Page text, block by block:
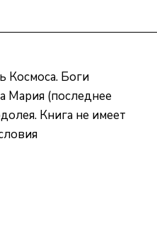
Космоса. Боги
Мария (последнее
Книга не имеет